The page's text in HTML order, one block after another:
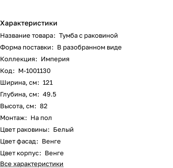
Характеристики
Название товара: Тумба с раковиной
Форма поставки: В разобранном виде
Коллекция: Империя
Код: M-1001130
Ширина, см: 121
Глубина, см: 49.5
Высота, см: 82
Монтаж: На пол
Цвет раковины: Белый
Цвет фасад: Венге
Цвет корпус: Венге
Все характеристики